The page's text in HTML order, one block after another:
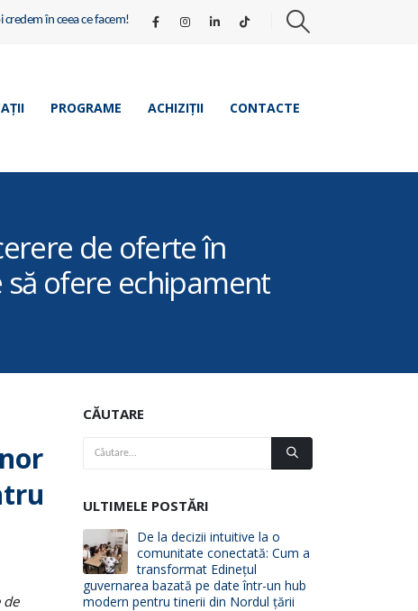
credem în ceea ce facem!
PROGRAME ACHIZIȚII CONTACTE
de oferte în
ofere echipament
de
CĂUTARE
ULTIMELE POSTĂRI
De la decizii intuitive la o
comunitate conectată: Cum a
transformat Edinețul
guvernarea bazată pe date într-un hub
modern pentru tinerii din Nordul țării